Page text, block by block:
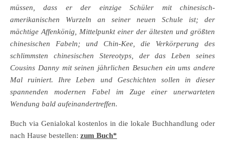
müssen, dass er der einzige Schüler mit chinesisch-
amerikanischen Wurzeln an seiner neuen Schule ist; der
mächtige Affenkönig, Mittelpunkt einer der ältesten und größten
chinesischen Fabeln; und Chin-Kee, die Verkörperung des
schlimmsten chinesischen Stereotyps, der das Leben seines
Cousins Danny mit seinen jährlichen Besuchen ein ums andere
Mal ruiniert. Ihre Leben und Geschichten sollen in dieser
spannenden modernen Fabel im Zuge einer unerwarteten
Wendung bald aufeinandertreffen.
Buch via Genialokal kostenlos in die lokale Buchhandlung oder
nach Hause bestellen: zum Buch*